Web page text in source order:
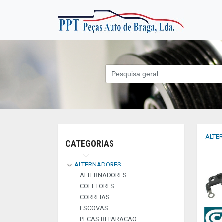
CATEGORIAS
ALTERNADORES
ALTERNADORES
COLETORES
CORREIAS
ESCOVAS
PECAS REPARACAO